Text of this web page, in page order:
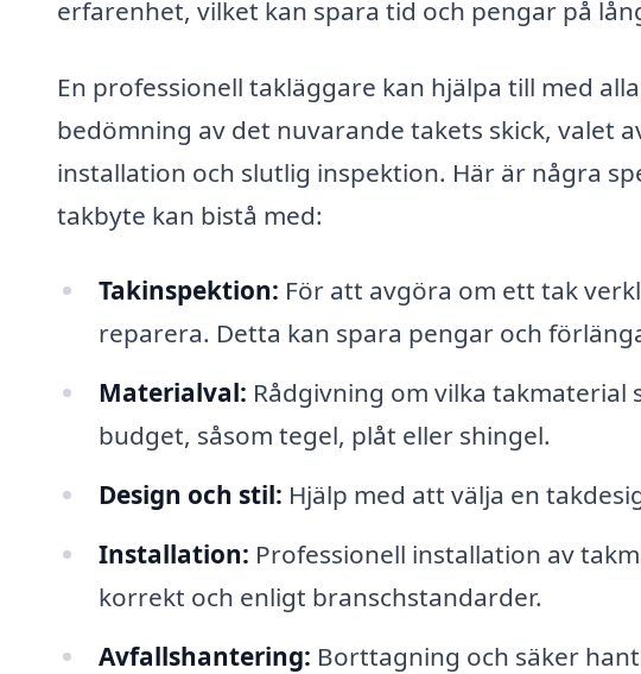
erfarenhet, vilket kan spara tid och pengar på
En professionell takläggare kan hjälpa till med
bedömning av det nuvarande takets skick, valet
installation och slutlig inspektion. Här är några
takbyte kan bistå med:
Takinspektion: För att avgöra om ett tak
reparera. Detta kan spara pengar och
Materialval: Rådgivning om vilka
budget, såsom tegel, plåt eller shingel.
Design och stil: Hjälp med att välja en
Installation: Professionell installation av
korrekt och enligt branschstandarder.
Avfallshantering: Borttagning och säker